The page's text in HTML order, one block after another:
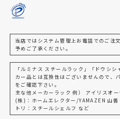
当店ではシステム管理上お電話でのご注
予めご了承ください。
「ルミナス スチールラック」「ドウシ
カー品とは互換性はございませんので、
をご確認下さい。
主な他メーカーラック 例） アイリスオ
(株)：ホームエレクター/YAMAZEN 山
トリ：スチールシェルフ など